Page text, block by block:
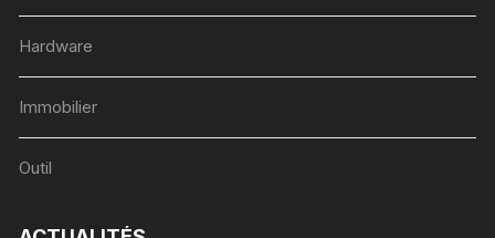
Hardware
Immobilier
Outil